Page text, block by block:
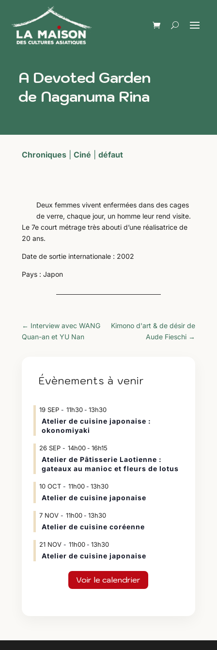
A Devoted Garden
de Naganuma Rina
Chroniques| Ciné défaut
Deux femmes vivent enfermées dans des cages
de verre, chaque jour, un homme leur rend visite.
Le 7e court métrage très abouti d’une réalisatrice de
20 ans.
Date de sortie internationale : 2002
Pays : Japon
← Interview avec WANG
Quan-an et YU Nan
Kimono d'art & de désir de
Aude Fieschi →
Évènements à venir
19 SEP 11h30- 13h30
Atelier de cuisine japonaise :
okonomiyaki
26 SEP 14h00- 16h15
Atelier de Pâtisserie Laotienne :
gateaux au manioc et fleurs de lotus
10 OCT 11h00- 13h30
Atelier de cuisine japonaise
7 NOV 11h00- 13h30
Atelier de cuisine coréenne
21 NOV 11h00- 13h30
Atelier de cuisine japonaise
Voir le calendrier